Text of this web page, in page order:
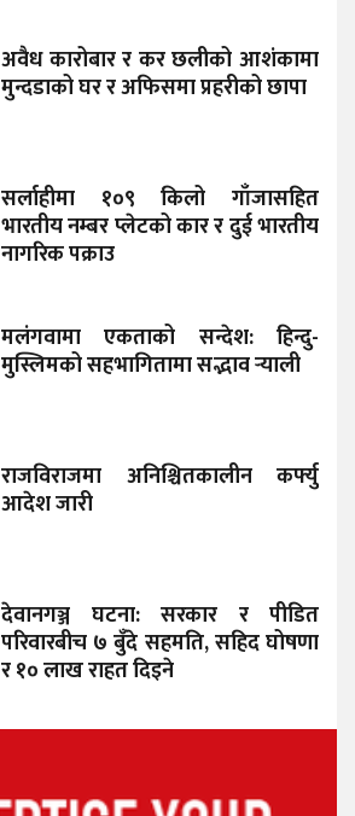
अवैध कारोबार र कर छलीको आशंकामा
मुन्दडाको घर र अफिसमा प्रहरीको छापा
सर्लाहीमा १०९ किलो गाँजासहित
भारतीय नम्बर प्लेटको कार र दुई भारतीय
नागरिक पक्राउ
मलंगवामा एकताको सन्देश: हिन्दु-
मुस्लिमको सहभागितामा सद्भाव र्‍याली
राजविराजमा अनिश्चितकालीन कर्फ्यु
आदेश जारी
देवानगञ्ज घटना: सरकार र पीडित
परिवारबीच ७ बुँदे सहमति, सहिद घोषणा
र १० लाख राहत दिइने